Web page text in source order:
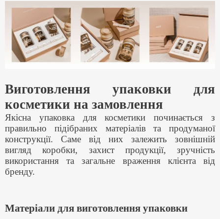
Виготовлення упаковки для
косметики на замовлення
Якісна упаковка для косметики починається з
правильно підібраних матеріалів та продуманої
конструкції. Саме від них залежить зовнішній
вигляд коробки, захист продукції, зручність
використання та загальне враження клієнта від
бренду.
Матеріали для виготовлення упаковки